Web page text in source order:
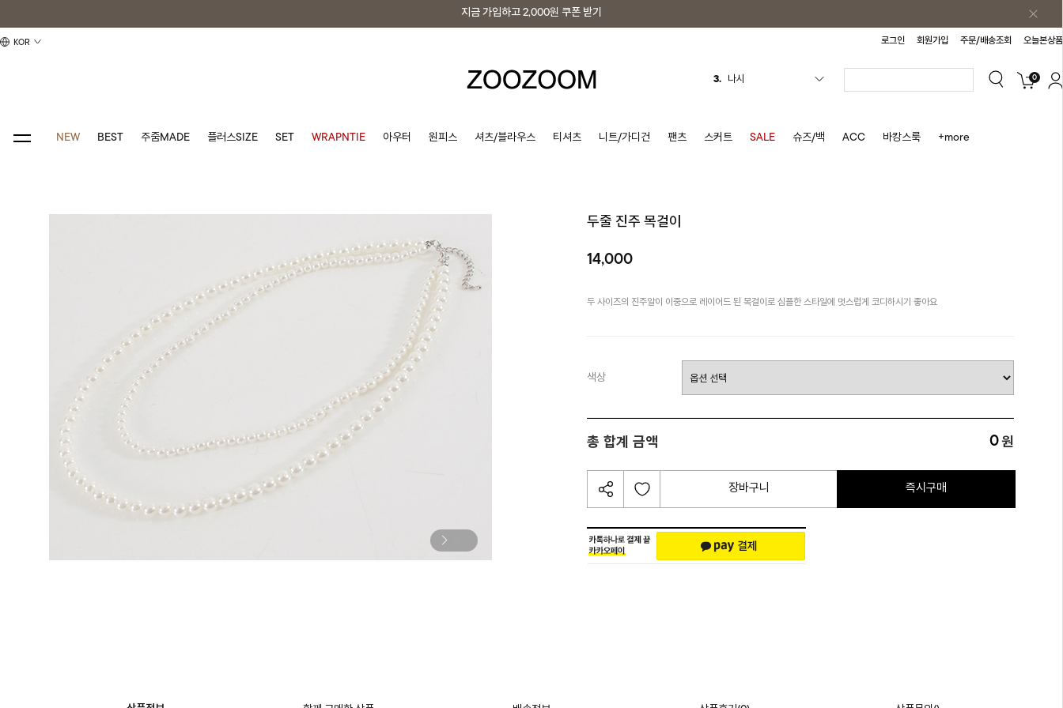
지금 가입하고 2,000원 쿠폰 받기
KOR 로그인 회원가입 주문/배송조회 오늘본상품
4. 티셔츠
6. 나시원피스
0
NEW BEST 주줌MADE 플러스SIZE SET WRAPNTIE 아우터 원피스 셔츠/블라우스 티셔츠 니트/가디건 팬츠 스커트 SALE 슈즈/백 ACC 바캉스룩 +more
두줄 진주 목걸이
14,000
두 사이즈의 진주알이 이중으로 레이어드 된 목걸이로 심플한 스타일에 멋스럽게 코디하시기 좋아요
색상
총 합계 금액 0원
장바구니 즉시구매